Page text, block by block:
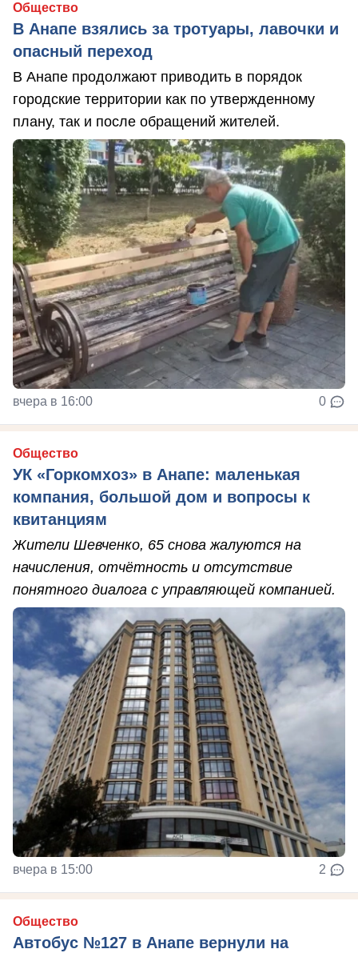
Общество
В Анапе взялись за тротуары, лавочки и
опасный переход
В Анапе продолжают приводить в порядок
городские территории как по утвержденному
плану, так и после обращений жителей.
вчера в 16:00 0
Общество
УК «Горкомхоз» в Анапе: маленькая
компания, большой дом и вопросы к
квитанциям
Жители Шевченко, 65 снова жалуются на
начисления, отчётность и отсутствие
понятного диалога с управляющей компанией.
вчера в 15:00 2
Общество
Автобус №127 в Анапе вернули на